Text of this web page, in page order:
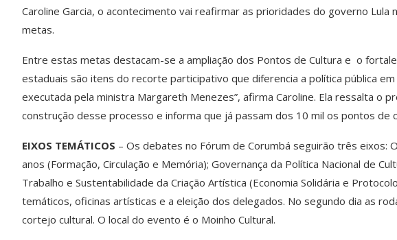
Caroline Garcia, o acontecimento vai reafirmar as prioridades do governo Lula
metas.
Entre estas metas destacam-se a ampliação dos Pontos de Cultura e o
estaduais são itens do recorte participativo que diferencia a política pública
executada pela ministra Margareth Menezes”, afirma Caroline. Ela ressalta o
construção desse processo e informa que já passam dos 10 mil os pontos de
EIXOS TEMÁTICOS – Os debates no Fórum de Corumbá seguirão três eixos:
anos (Formação, Circulação e Memória); Governança da Política Nacional de
Trabalho e Sustentabilidade da Criação Artística (Economia Solidária e
temáticos, oficinas artísticas e a eleição dos delegados. No segundo dia as
cortejo cultural. O local do evento é o Moinho Cultural.